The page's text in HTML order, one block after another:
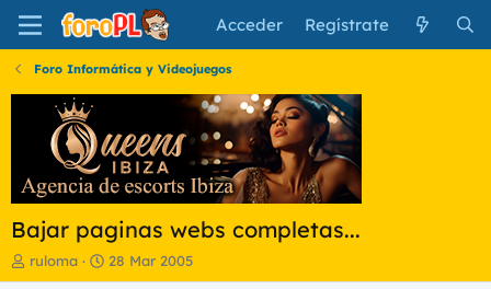
Acceder Regístrate
Foro Informática y Videojuegos
Bajar paginas webs completas...
I
n
ruloma
F
e
28 Mar 2005